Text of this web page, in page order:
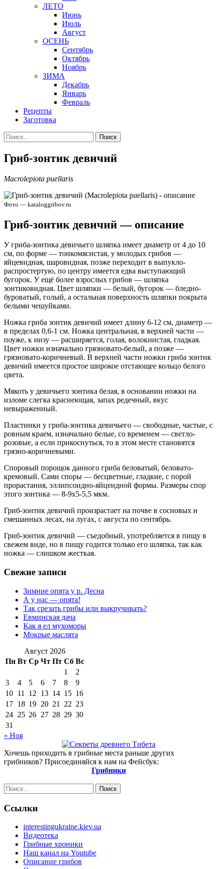
ЛЕТО
Июнь
Июль
Август
ОСЕНЬ
Сентябрь
Октябрь
Ноябрь
ЗИМА
Декабрь
Январь
Февраль
Рецепты
Заготовка
Найти:
Гриб-зонтик девичий
Macrolepiota puellaris
Фото — kataloggribov.ru
Гриб-зонтик девичий — описание
У гриба-зонтика девичьего шляпка имеет диаметр от 4 до 10
см, по форме — тонкомясистая, у молодых грибов —
яйцевидная, шаровидная, позже переходит в выпукло-
распростертую, по центру имеется едва выступающий
бугорок. У ещё более взрослых грибов — шляпка
зонтиковидная. Цвет шляпки — белый, бугорок — бледно-
буроватый, голый, а остальная поверхность шляпки покрыта
белыми чешуйками.
Ножка гриба зонтик девичий имеет длину 6-12 см, диаметр —
в пределах 0,6-1 см. Ножка центральная, в верхней части —
поуже, к низу — расширяется, голая, волокнистая, гладкая.
Цвет ножки изначально грязновато-белый, а позже —
грязновато-коричневый. В верхней части ножки гриба зонтик
девичий имеется простое широкое отстающее кольцо белого
цвета.
Мякоть у девичьего зонтика белая, в основании ножки на
изломе слегка краснеющая, запах редечный, вкус
невыраженный.
Пластинки у гриба-зонтика девичьего — свободные, частые, с
ровным краем, изначально белые, со временем — светло-
розовые, а если прикоснуться, то в этом месте становятся
грязно-коричневыми.
Споровый порощок данного гриба беловатый, беловато-
кремовый. Сами споры — бесцветные, гладкие, с порой
прорастания, эллипсоидно-яйцеидной формы. Размеры спор
этого зонтика — 8-9х5-5,5 мкм.
Гриб-зонтик девичий произрастает на почве в сосновых и
смешанных лесах, на лугах, с августа по сентябрь.
Гриб-зонтик девичий — съедобный, употребляется в пищу в
свежем виде, но в пищу годится только его шляпка, так как
ножка — слишком жесткая.
Свежие записи
Зимние опята у р. Десна
А у нас — опята!
Так срезать грибы или выкручивать?
Евминская дача
Как я ел мухоморы
Мокрые маслята
Август 2026
Пн Вт Ср Чт Пт Сб Вс
1
2
3
4 5 6 7 8
9
10 11 12 13 14 15 16
17 18 19 20 21 22 23
24 25 26 27 28 29 30
31
« Ноя
Хочешь приходить в грибные места раньше других
грибников? Присоединяйся к нам на Фейсбук:
Грибники
Найти:
Ссылки
interestingukraine.kiev.ua
Видеотека
Грибные хроники
Наш канал на Youtube
Описание грибов